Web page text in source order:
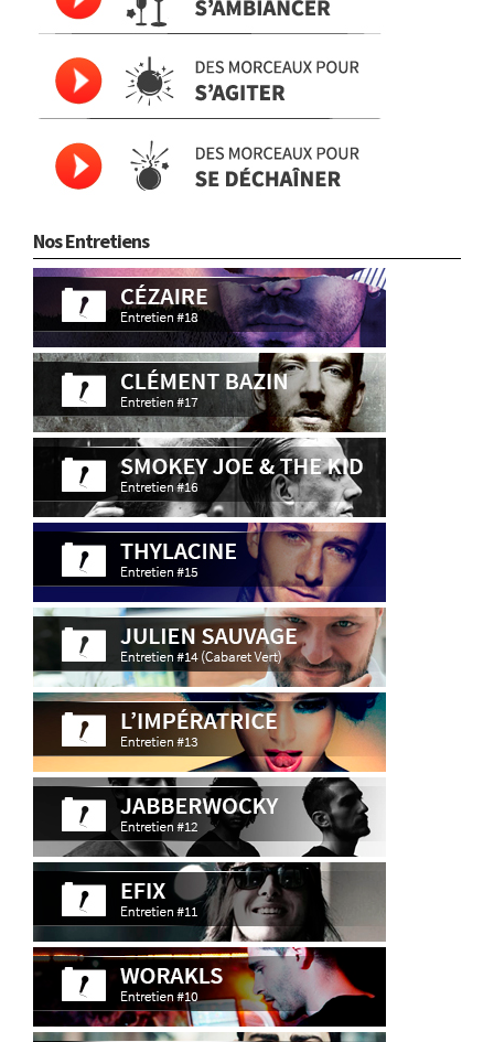
Nos Entretiens